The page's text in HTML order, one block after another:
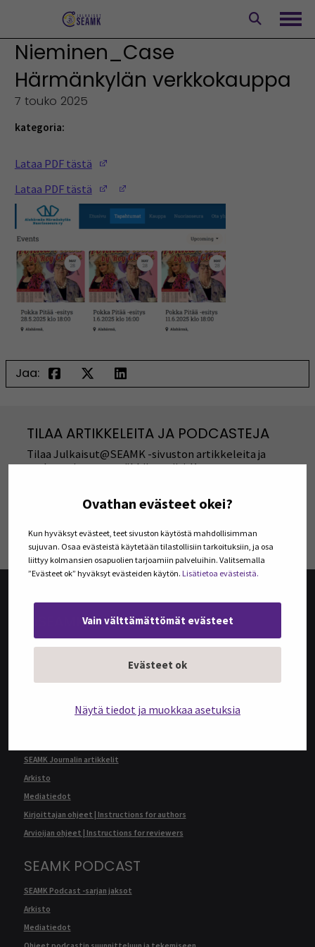
Ovathan evästeet okei?
Kun hyväksyt evästeet, teet sivuston käytöstä mahdollisimman
sujuvan. Osaa evästeistä käytetään tilastollisiin tarkoituksiin, ja osa
liittyy kolmansien osapuolien tarjoamiin palveluihin. Valitsemalla
”Evästeet ok” hyväksyt evästeiden käytön. Lisätietoa evästeistä.
Vain välttämättömät evästeet
Evästeet ok
Näytä tiedot ja muokkaa asetuksia
Nieminen_Case
Härmänkylän verkkokauppa
7 touko 2025
kategoria:
Lataa PDF tästä
Lataa PDF tästä
(Opens in a new window)
Jaa:
TILAA ARTIKKELEITA JA PODCASTEJA
Tilaa Julkaisut@SEAMK -sivuston artikkeleita ja
podcasteja omaan sähköpostiisi. Koosteet
TILAA UUTISKIRJEITÄ
@SEAMK-VERKKOLEHTI
@SEAMK-verkkolehden artikkelit
Mediatiedot
SEAMK Journalin artikkelit
Arkisto
Mediatiedot
Kirjoittajan ohjeet | Instructions for authors
Arvioijan ohjeet | Instructions for reviewers
SEAMK PODCAST
SEAMK Podcast -sarjan jaksot
Arkisto
Mediatiedot